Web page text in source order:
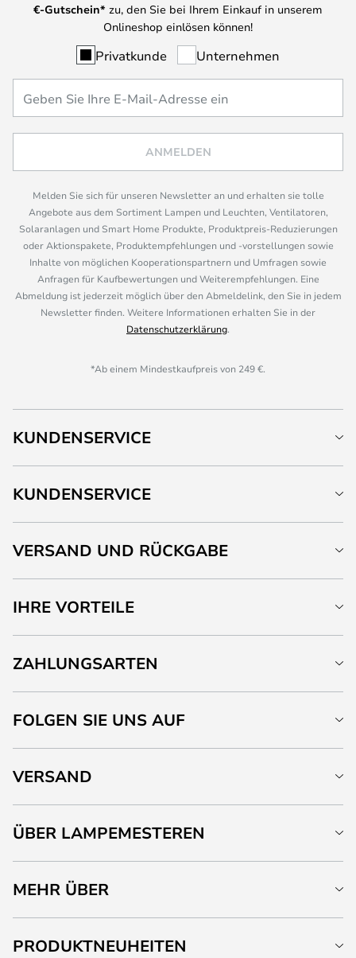
€-Gutschein* zu, den Sie bei Ihrem Einkauf in unserem
Onlineshop einlösen können!
Privatkunde Unternehmen
ANMELDEN
Melden Sie sich für unseren Newsletter an und erhalten sie tolle
Angebote aus dem Sortiment Lampen und Leuchten, Ventilatoren,
Solaranlagen und Smart Home Produkte, Produktpreis-Reduzierungen
oder Aktionspakete, Produktempfehlungen und -vorstellungen sowie
Inhalte von möglichen Kooperationspartnern und Umfragen sowie
Anfragen für Kaufbewertungen und Weiterempfehlungen. Eine
Abmeldung ist jederzeit möglich über den Abmeldelink, den Sie in jedem
Newsletter finden. Weitere Informationen erhalten Sie in der
Datenschutzerklärung.
*Ab einem Mindestkaufpreis von 249 €.
KUNDENSERVICE
KUNDENSERVICE
VERSAND UND RÜCKGABE
IHRE VORTEILE
ZAHLUNGSARTEN
FOLGEN SIE UNS AUF
VERSAND
ÜBER LAMPEMESTEREN
MEHR ÜBER
PRODUKTNEUHEITEN